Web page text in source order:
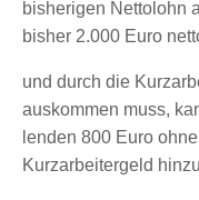
bisherigen Nettolohn
bisher 2.000 Euro
und durch die
auskommen muss,
lenden 800 Euro
Kurzarbeitergeld